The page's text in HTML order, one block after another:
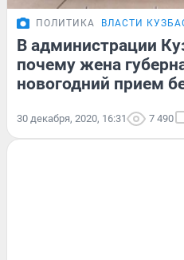
ПОЛИТИКА ВЛАСТИ
В администрации
почему жена
новогодний прием
30 декабря, 2020, 16:31 7 490